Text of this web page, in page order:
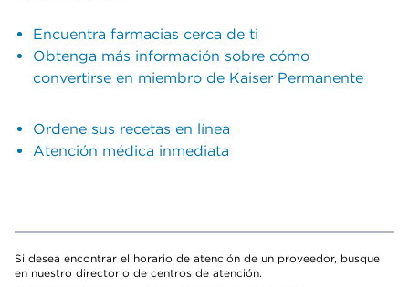
Encuentra farmacias cerca de ti
Obtenga más información sobre cómo
convertirse en miembro de Kaiser Permanente
Ordene sus recetas en línea
Atención médica inmediata
Si desea encontrar el horario de atención de un proveedor, busque
en nuestro directorio de centros de atención.